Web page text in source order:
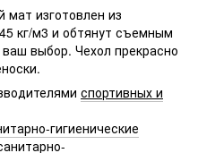
мат изготовлен из
кг/м3 и обтянут съемным
выбор. Чехол прекрасно
спортивных и
гигиенические